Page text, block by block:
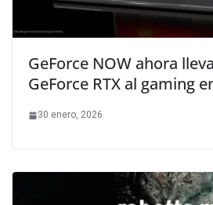
GeForce NOW ahora
GeForce RTX al gaming
30 enero, 2026